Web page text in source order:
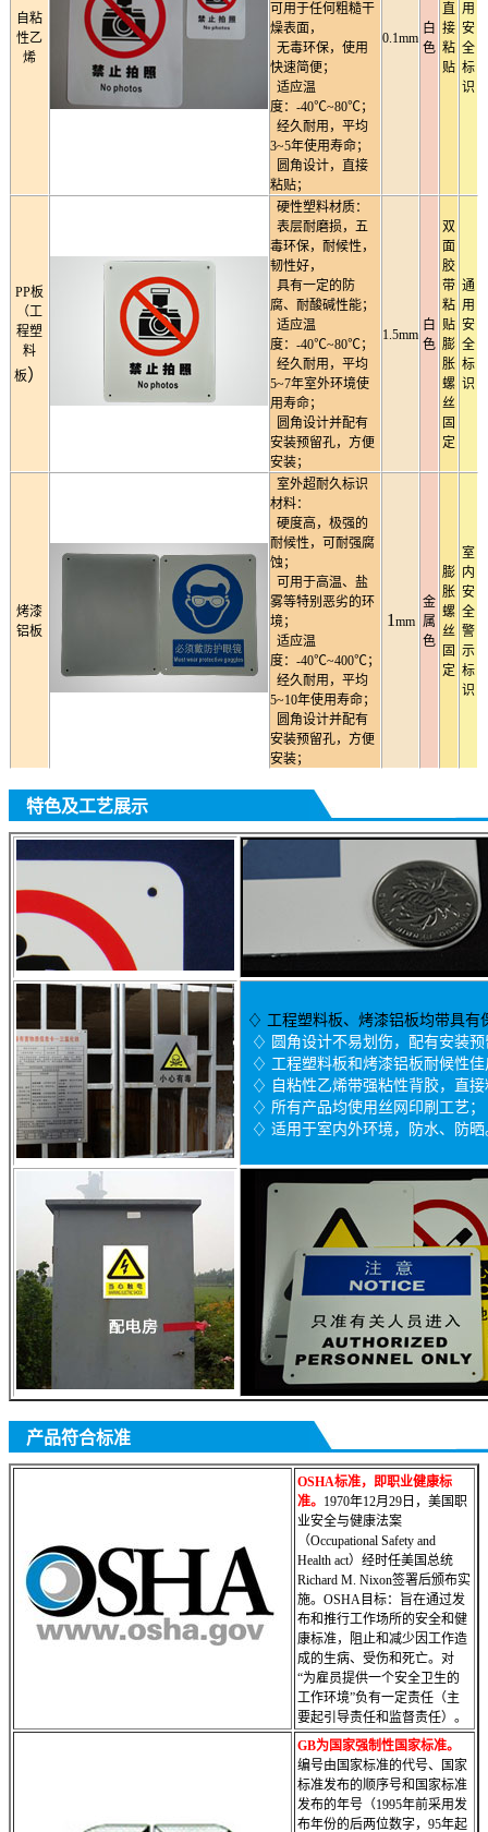
自粘
性乙
烯
可用于任何粗糙干
燥表面，
无毒环保，使用
快速简便；
适应温
度：-40℃~80℃；
经久耐用，平均
3~5年使用寿命；
圆角设计，直接
粘贴；
0.1mm
白
色
直
接
粘
贴
用
安
全
标
识
PP板
（工
程塑
料
板）
硬性塑料材质：
表层耐磨损，五
毒环保，耐候性，
韧性好，
具有一定的防
腐、耐酸碱性能；
适应温
度：-40℃~80℃；
经久耐用，平均
5~7年室外环境使
用寿命；
圆角设计并配有
安装预留孔，方便
安装；
1.5mm
白
色
双
面
胶
带
粘
贴
膨
胀
螺
丝
固
定
通
用
安
全
标
识
烤漆
铝板
室外超耐久标识
材料：
硬度高，极强的
耐候性，可耐强腐
蚀；
可用于高温、盐
雾等特别恶劣的环
境；
适应温
度：-40℃~400℃；
经久耐用，平均
5~10年使用寿命；
圆角设计并配有
安装预留孔，方便
安装；
1 mm
金
属
色
膨
胀
螺
丝
固
定
室
内
安
全
警
示
标
识
特色及工艺展示
♢ 工程塑料板、烤漆铝板均带具有
♢ 圆角设计不易划伤，配有安装预
♢ 工程塑料板和烤漆铝板耐候性佳
♢ 自粘性乙烯带强粘性背胶，直接
♢ 所有产品均使用丝网印刷工艺；
♢ 适用于室内外环境，防水、防晒
产品符合标准
OSHA标准，即职业健康标
准。 1970年12月29日，美国职
业安全与健康法案
（Occupational Safety and
Health act）经时任美国总统
Richard M. Nixon签署后颁布实
施。OSHA目标：旨在通过发
布和推行工作场所的安全和健
康标准，阻止和减少因工作造
成的生病、受伤和死亡。对
“为雇员提供一个安全卫生的
工作环境”负有一定责任（主
要起引导责任和监督责任）。
GB为国家强制性国家标准。
编号由国家标准的代号、国家
标准发布的顺序号和国家标准
发布的年号（1995年前采用发
布年份的后两位数字，95年起